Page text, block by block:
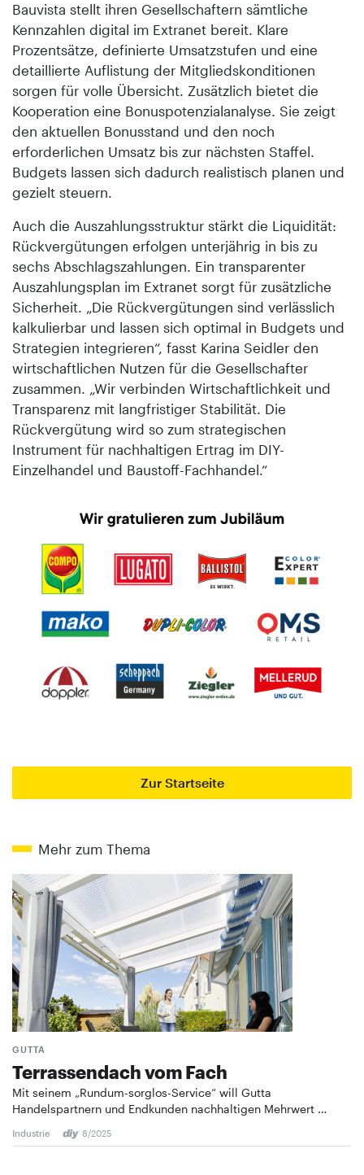
Bauvista stellt ihren Gesellschaftern sämtliche
Kennzahlen digital im Extranet bereit. Klare
Prozentsätze, definierte Umsatzstufen und eine
detaillierte Auflistung der Mitgliedskonditionen
sorgen für volle Übersicht. Zusätzlich bietet die
Kooperation eine Bonuspotenzialanalyse. Sie zeigt
den aktuellen Bonusstand und den noch
erforderlichen Umsatz bis zur nächsten Staffel.
Budgets lassen sich dadurch realistisch planen und
gezielt steuern.
Auch die Auszahlungsstruktur stärkt die Liquidität:
Rückvergütungen erfolgen unterjährig in bis zu
sechs Abschlagszahlungen. Ein transparenter
Auszahlungsplan im Extranet sorgt für zusätzliche
Sicherheit. „Die Rückvergütungen sind verlässlich
kalkulierbar und lassen sich optimal in Budgets und
Strategien integrieren“, fasst Karina Seidler den
wirtschaftlichen Nutzen für die Gesellschafter
zusammen. „Wir verbinden Wirtschaftlichkeit und
Transparenz mit langfristiger Stabilität. Die
Rückvergütung wird so zum strategischen
Instrument für nachhaltigen Ertrag im DIY-
Einzelhandel und Bau­stoff-Fachhandel.“
Zur Startseite
Mehr zum Thema
GUTTA
Terrassendach vom Fach
Mit seinem „Rundum-sorglos-Service“ will Gutta
Handelspartnern und Endkunden nachhaltigen Mehrwert …
Industrie 8/2025